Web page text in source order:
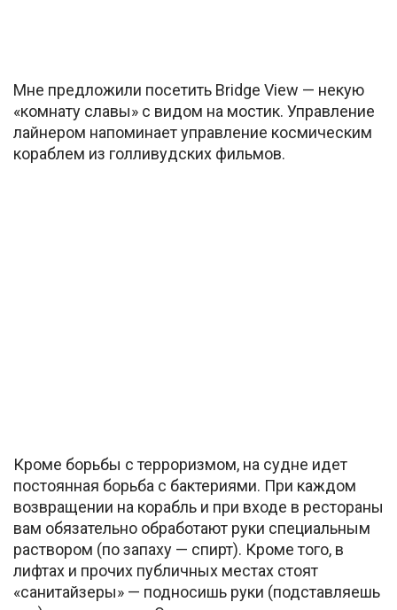
Мне предложили посетить Bridge View — некую
«комнату славы» с видом на мостик. Управление
лайнером напоминает управление космическим
кораблем из голливудских фильмов.
Кроме борьбы с терроризмом, на судне идет
постоянная борьба с бактериями. При каждом
возвращении на корабль и при входе в рестораны
вам обязательно обработают руки специальным
раствором (по запаху — спирт). Кроме того, в
лифтах и прочих публичных местах стоят
«санитайзеры» — подносишь руки (подставляешь